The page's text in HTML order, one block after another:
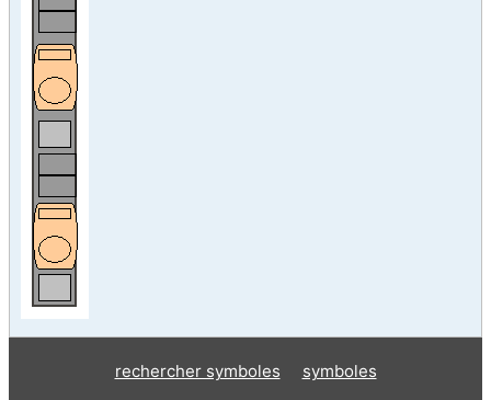
rechercher symboles
symboles